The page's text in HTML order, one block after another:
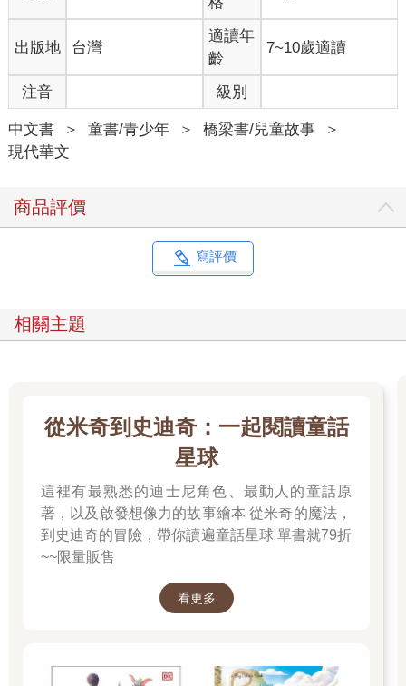
出版地 台灣
適讀年
齡
7~10歲適讀
注音 級別
中文書 ＞ 童書/青少年 ＞ 橋梁書/兒童故事
＞
現代華文
商品評價
寫評價
相關主題
從米奇到史迪奇：一起閱讀童話
星球
這裡有最熟悉的迪士尼角色、最動人的童話原
著，以及啟發想像力的故事繪本 從米奇的魔法，
到史迪奇的冒險，帶你讀遍童話星球 單書就79折
~~限量販售
看更多